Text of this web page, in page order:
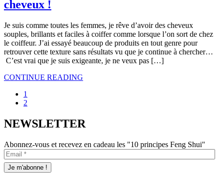
cheveux !
Je suis comme toutes les femmes, je rêve d’avoir des cheveux
souples, brillants et faciles à coiffer comme lorsque l’on sort de chez
le coiffeur. J’ai essayé beaucoup de produits en tout genre pour
retrouver cette texture sans résultats vu que je continue à chercher…
C’est vrai que je suis exigeante, je ne veux pas […]
CONTINUE READING
1
2
NEWSLETTER
Abonnez-vous et recevez en cadeau les "10 principes Feng Shui"